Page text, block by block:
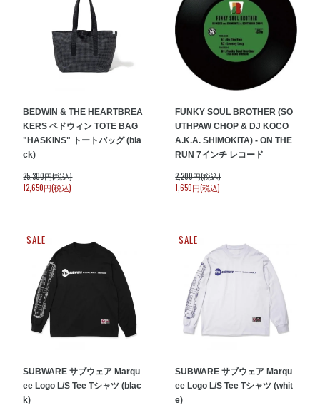
BEDWIN & THE HEARTBREA
KERS ベドウィン TOTE BAG
"HASKINS" トートバッグ (bla
ck)
25,300円(税込)
12,650円(税込)
FUNKY SOUL BROTHER (SO
UTHPAW CHOP & DJ KOCO
A.K.A. SHIMOKITA) - ON THE
RUN 7インチ レコード
2,200円(税込)
1,650円(税込)
SALE
SUBWARE サブウェア Marqu
ee Logo L/S Tee Tシャツ (blac
k)
SALE
SUBWARE サブウェア Marqu
ee Logo L/S Tee Tシャツ (whit
e)